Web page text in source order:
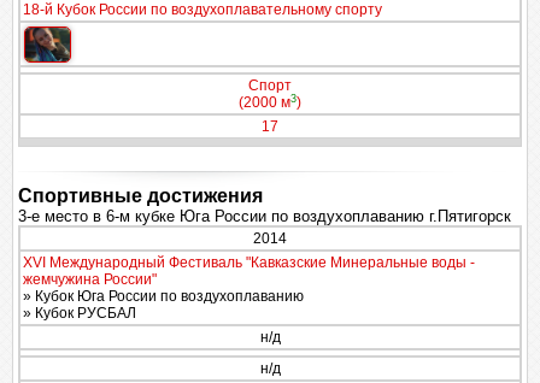
18-й Кубок России по воздухоплавательному спорту
Спорт
(2000 м3)
17
Спортивные достижения
3-е место в 6-м кубке Юга России по воздухоплаванию г.Пятигорск
2014
XVI Международный Фестиваль "Кавказские Минеральные воды -
жемчужина России"
» Кубок Юга России по воздухоплаванию
» Кубок РУСБАЛ
н/д
н/д